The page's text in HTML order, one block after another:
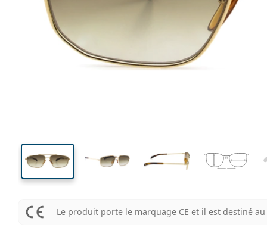
40 mm
Largeur des verres Largeur des verres
Largeur
des verres
Le produit porte le marquage CE et il est destiné